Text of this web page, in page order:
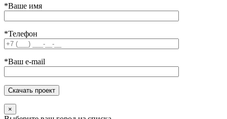
*Ваше имя
*Телефон
*Ваш e-mail
×